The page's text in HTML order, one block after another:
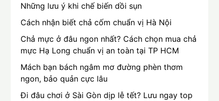
Những lưu ý khi chế biến dồi sụn
Cách nhận biết chả cốm chuẩn vị Hà Nội
Chả mực ở đâu ngon nhất? Cách chọn mua chả
mực Hạ Long chuẩn vị an toàn tại TP HCM
Mách bạn bách ngâm mơ đường phèn thơm
ngon, bảo quản cực lâu
Đi đâu chơi ở Sài Gòn dịp lễ tết? Lưu ngay top